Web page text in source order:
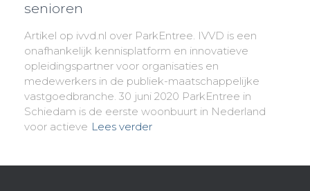
senioren
Artikel op ivvd.nl over ParkEntree. IVVD is een
onafhankelijk kennisplatform en innovatieve
opleidingspartner voor organisaties en
medewerkers in de publiek-maatschappelijke
vastgoedbranche. 30 juni 2020 ParkEntree in
Schiedam is de eerste woonbuurt in Nederland
voor actieve Lees verder